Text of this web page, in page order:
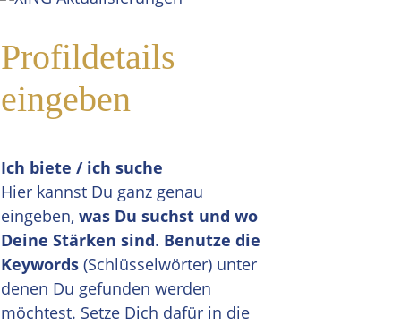
Profildetails
eingeben
Ich biete / ich suche
Hier kannst Du ganz genau
eingeben, was Du suchst und wo
Deine Stärken sind. Benutze die
Keywords (Schlüsselwörter) unter
denen Du gefunden werden
möchtest. Setze Dich dafür in die